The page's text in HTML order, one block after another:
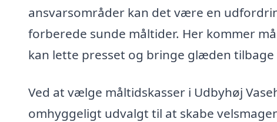
ansvarsområder kan det være en
forberede sunde måltider. Her kommer
kan lette presset og bringe glæden
Ved at vælge måltidskasser i Udbyhøj
omhyggeligt udvalgt til at skabe